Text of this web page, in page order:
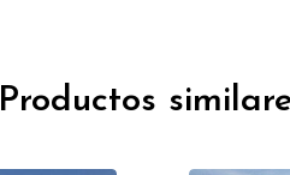
Productos